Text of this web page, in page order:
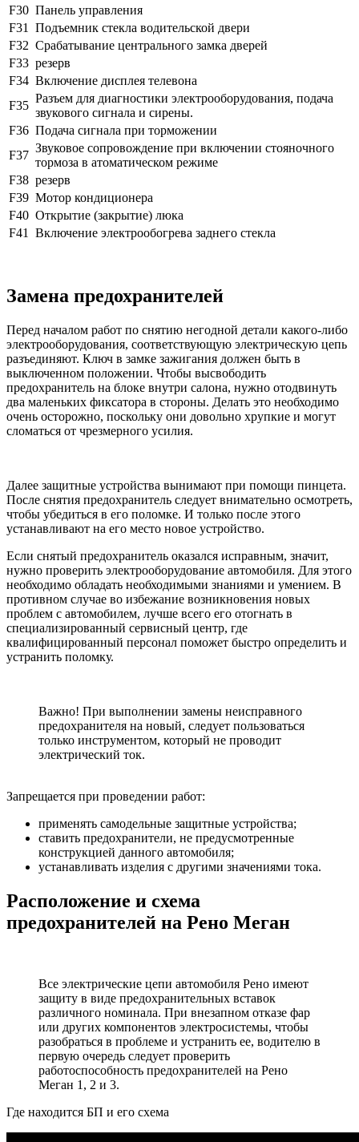
F30 Панель управления
F31
Подъемник стекла водительской двери
F32 Срабатывание центрального замка дверей
F33 резерв
F34 Включение дисплея телевона
F35
Разъем для диагностики электрооборудования, подача
звукового сигнала и сирены.
F36 Подача сигнала при торможении
F37
Звуковое сопровождение при включении стояночного
тормоза в атоматическом режиме
F38 резерв
F39 Мотор кондиционера
F40 Открытие (закрытие) люка
F41
Включение электрообогрева заднего стекла
Замена предохранителей
Перед началом работ по снятию негодной детали какого-либо
электрооборудования, соответствующую электрическую цепь
разъединяют. Ключ в замке зажигания должен быть в
выключенном положении. Чтобы высвободить
предохранитель на блоке внутри салона, нужно отодвинуть
два маленьких фиксатора в стороны. Делать это необходимо
очень осторожно, поскольку они довольно хрупкие и могут
сломаться от чрезмерного усилия.
Далее защитные устройства вынимают при помощи пинцета.
После снятия предохранитель следует внимательно осмотреть,
чтобы убедиться в его поломке. И только после этого
устанавливают на его место новое устройство.
Если снятый предохранитель оказался исправным, значит,
нужно проверить электрооборудование автомобиля. Для этого
необходимо обладать необходимыми знаниями и умением. В
противном случае во избежание возникновения новых
проблем с автомобилем, лучше всего его отогнать в
специализированный сервисный центр, где
квалифицированный персонал поможет быстро определить и
устранить поломку.
Важно! При выполнении замены неисправного
предохранителя на новый, следует пользоваться
только инструментом, который не проводит
электрический ток.
Запрещается при проведении работ:
применять самодельные защитные устройства;
ставить предохранители, не предусмотренные
конструкцией данного автомобиля;
устанавливать изделия с другими значениями тока.
Расположение и схема
предохранителей на Рено Меган
Все электрические цепи автомобиля Рено имеют
защиту в виде предохранительных вставок
различного номинала. При внезапном отказе фар
или других компонентов электросистемы, чтобы
разобраться в проблеме и устранить ее, водителю в
первую очередь следует проверить
работоспособность предохранителей на Рено
Меган 1, 2 и 3.
Где находится БП и его схема